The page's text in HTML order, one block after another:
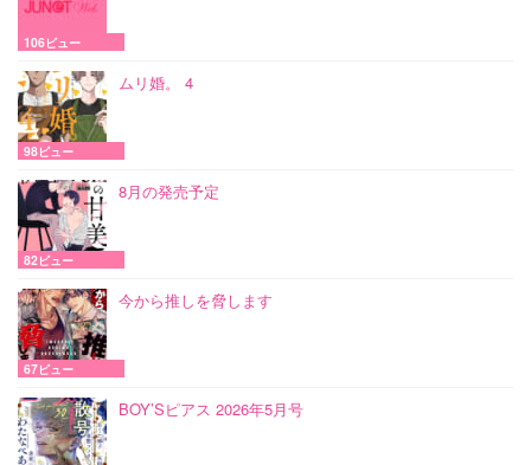
106ビュー
ムリ婚。 4
98ビュー
8月の発売予定
82ビュー
今から推しを脅します
67ビュー
BOY’Sピアス 2026年5月号